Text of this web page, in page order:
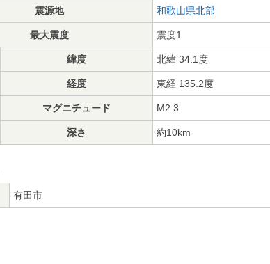
震源地 和歌山県北部
最大震度 震度1
緯度 北緯 34.1度
経度 東経 135.2度
マグニチュード M2.3
深さ 約10km
有田市